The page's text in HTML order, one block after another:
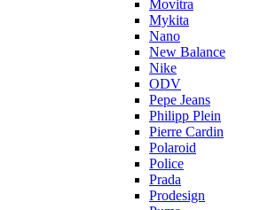
Movitra
Mykita
Nano
New Balance
Nike
ODV
Pepe Jeans
Philipp Plein
Pierre Cardin
Polaroid
Police
Prada
Prodesign